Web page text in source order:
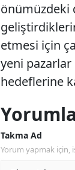
önümüzdeki
etmesi için
yeni pazarlar
hedeflerine
Takma Ad
Yorum yapmak için,